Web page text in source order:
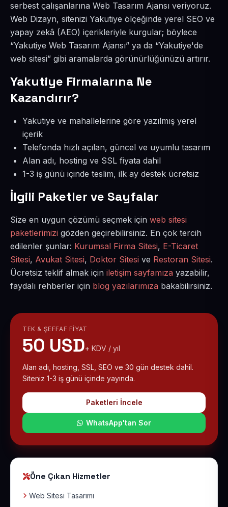
serbest çalışanlarına Web Tasarım Ajansı veriyoruz.
Web Dizayn, sitenizi Yakutiye ölçeğinde yerel SEO ve
yapay zekâ (AEO) içerikleriyle kurgular; böylece
“Yakutiye Web Tasarım Ajansı” ya da “Yakutiye'de
web sitesi” gibi aramalarda görünürlüğünüzü artırır.
Yakutiye Firmalarına Ne
Kazandırır?
Yakutiye ve mahallelerine göre yazılmış yerel
içerik
Telefonda hızlı açılan, güncel ve uyumlu tasarım
Alan adı, hosting ve SSL fiyata dahil
1-3 iş günü içinde teslim, ilk ay destek ücretsiz
İlgili Paketler ve Sayfalar
Size en uygun çözümü seçmek için web sitesi
paketlerimizi gözden geçirebilirsiniz. En çok tercih
edilenler şunlar: Kurumsal Firma Sitesi, E-Ticaret
Sitesi, Avukat Sitesi, Doktor Sitesi ve Restoran Sitesi.
Ücretsiz teklif almak için iletişim sayfamıza yazabilir,
faydalı rehberler için blog yazılarımıza bakabilirsiniz.
TEK & ŞEFFAF FIYAT
50 USD+ KDV / yıl
Alan adı, hosting, SSL, SEO ve 30 gün destek dahil.
Siteniz 1-3 iş günü içinde yayında.
Paketleri İncele
WhatsApp'tan Sor
Öne Çıkan Hizmetler
Web Sitesi Tasarımı